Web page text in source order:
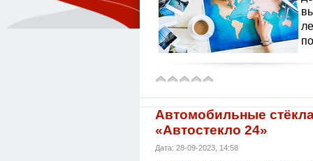
Автомобильные
«Автостекло 24»
Дата: 28-09-2023, 14:58